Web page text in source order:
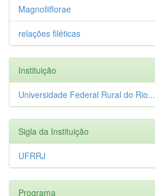
Magnoliiflorae
relações filéticas
Instituição
Universidade Federal Rural do Rio...
Sigla da Instituição
UFRRJ
Programa